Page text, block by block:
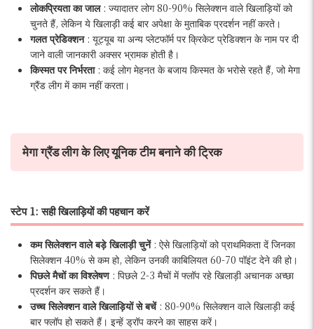
लोकप्रियता का जाल: ज्यादातर लोग 80-90% सिलेक्शन वाले खिलाड़ियों को
चुनते हैं, लेकिन ये खिलाड़ी कई बार अपेक्षा के मुताबिक प्रदर्शन नहीं करते।
गलत प्रेडिक्शन: यूट्यूब या अन्य प्लेटफॉर्म पर क्रिकेट प्रेडिक्शन के नाम पर दी
जाने वाली जानकारी अक्सर भ्रामक होती है।
किस्मत पर निर्भरता: कई लोग मेहनत के बजाय किस्मत के भरोसे रहते हैं, जो मेगा
ग्रैंड लीग में काम नहीं करता।
मेगा ग्रैंड लीग के लिए यूनिक टीम बनाने की ट्रिक
स्टेप 1: सही खिलाड़ियों की पहचान करें
कम सिलेक्शन वाले बड़े खिलाड़ी चुनें: ऐसे खिलाड़ियों को प्राथमिकता दें जिनका
सिलेक्शन 40% से कम हो, लेकिन उनकी काबिलियत 60-70 पॉइंट देने की हो।
पिछले मैचों का विश्लेषण: पिछले 2-3 मैचों में फ्लॉप रहे खिलाड़ी अचानक अच्छा
प्रदर्शन कर सकते हैं।
उच्च सिलेक्शन वाले खिलाड़ियों से बचें: 80-90% सिलेक्शन वाले खिलाड़ी कई
बार फ्लॉप हो सकते हैं। इन्हें ड्रॉप करने का साहस करें।